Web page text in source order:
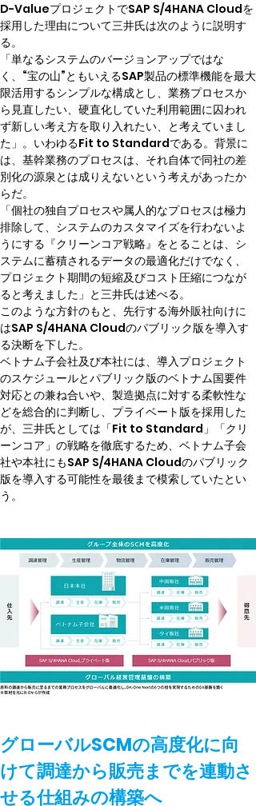
D-ValueプロジェクトでSAP S/4HANA Cloudを
採用した理由について三井氏は次のように説明す
る。
「単なるシステムのバージョンアップではな
く、“宝の山”ともいえるSAP製品の標準機能を最大
限活用するシンプルな構成とし、業務プロセスか
ら見直したい、硬直化していた利用範囲に囚われ
ず新しい考え方を取り入れたい、と考えていまし
た」。いわゆるFit to Standardである。背景に
は、基幹業務のプロセスは、それ自体で同社の差
別化の源泉とは成りえないという考えがあったか
らだ。
「個社の独自プロセスや属人的なプロセスは極力
排除して、システムのカスタマイズを行わないよ
うにする『クリーンコア戦略』をとることは、シ
ステムに蓄積されるデータの最適化だけでなく、
プロジェクト期間の短縮及びコスト圧縮につなが
ると考えました」と三井氏は述べる。
このような方針のもと、先行する海外販社向けに
はSAP S/4HANA Cloudのパブリック版を導入す
る決断を下した。
ベトナム子会社及び本社には、導入プロジェクト
のスケジュールとパブリック版のベトナム国要件
対応との兼ね合いや、製造拠点に対する柔軟性な
どを総合的に判断し、プライベート版を採用した
が、三井氏としては「Fit to Standard」「クリ
ーンコア」の戦略を徹底するため、ベトナム子会
社や本社にもSAP S/4HANA Cloudのパブリック
版を導入する可能性を最後まで模索していたとい
う。
グローバルSCMの高度化に向
けて調達から販売までを連動さ
せる仕組みの構築へ